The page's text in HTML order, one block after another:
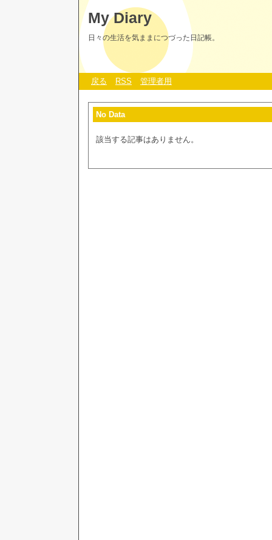
My Diary
日々の生活を気ままにつづった日記帳。
戻る RSS 管理者用
No Data
該当する記事はありません。